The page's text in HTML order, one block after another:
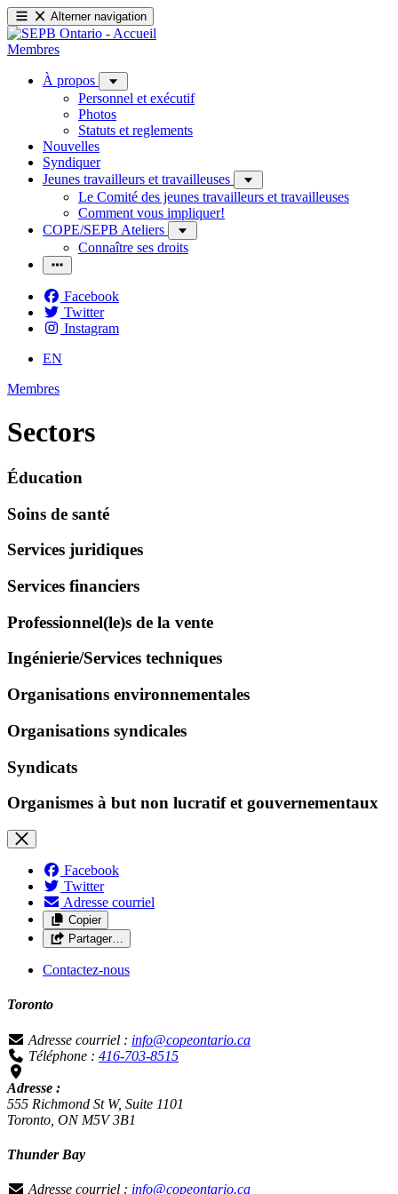
Alterner navigation
Membres
À propos
Personnel et exécutif
Photos
Statuts et reglements
Nouvelles
Syndiquer
Jeunes travailleurs et travailleuses
Le Comité des jeunes travailleurs et travailleuses
Comment vous impliquer!
COPE/SEPB Ateliers
Connaître ses droits
Facebook
Twitter
Instagram
EN
Membres
Sectors
Éducation
Soins de santé
Services juridiques
Services financiers
Professionnel(le)s de la vente
Ingénierie/Services techniques
Organisations environnementales
Organisations syndicales
Syndicats
Organismes à but non lucratif et gouvernementaux
Facebook
Twitter
Adresse courriel
Copier
Partager…
Contactez-nous
Toronto
Adresse courriel : info@copeontario.ca
Téléphone : 416-703-8515
Adresse :
555 Richmond St W, Suite 1101
Toronto, ON M5V 3B1
Thunder Bay
Adresse courriel : info@copeontario.ca